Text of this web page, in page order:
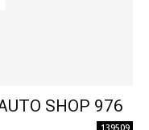
SHOP 976